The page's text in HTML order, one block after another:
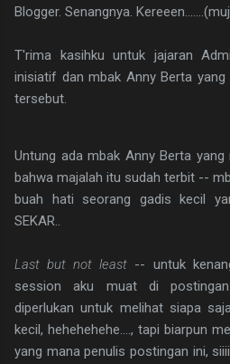
Blogger. Senangnya.
T'rima kasihku untuk jajaran
inisiatif dan mbak Anny Berta
tersebut.
Untung ada mbak Anny Berta yang
bahwa majalah itu sudah terbit --
buah hati seorang gadis kecil
SEKAR..
Last but not least -- untuk
session aku muat di
diperlukan untuk melihat siapa
kecil, hehehehehe...., tapi biarpun
yang mana penulis postingan ini,